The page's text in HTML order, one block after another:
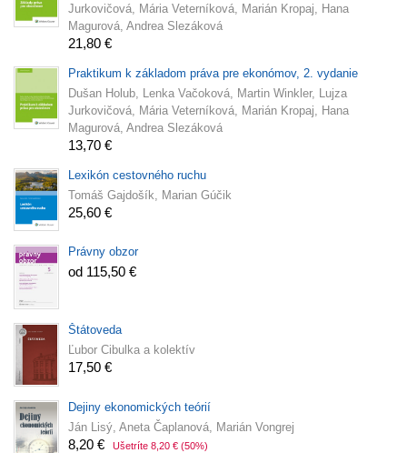
Jurkovičová, Mária Veterníková, Marián Kropaj, Hana
Magurová, Andrea Slezáková
21,80 €
Praktikum k základom práva pre ekonómov, 2. vydanie
Dušan Holub, Lenka Vačoková, Martin Winkler, Lujza
Jurkovičová, Mária Veterníková, Marián Kropaj, Hana
Magurová, Andrea Slezáková
13,70 €
Lexikón cestovného ruchu
Tomáš Gajdošík, Marian Gúčik
25,60 €
Právny obzor
od 115,50 €
Štátoveda
Ľubor Cibulka a kolektív
17,50 €
Dejiny ekonomických teórií
Ján Lisý, Aneta Čaplanová, Marián Vongrej
8,20 € Ušetríte 8,20 € (50%)